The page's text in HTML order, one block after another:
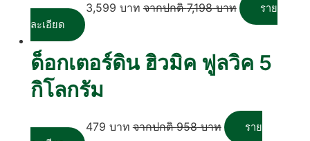
3,599 บาท 7,198บาท
ราย
ละเอียด
ด็อกเตอร์ดิน ฮิวมิค ฟูลวิค 5
กิโลกรัม
479 บาท 958บาท
ราย